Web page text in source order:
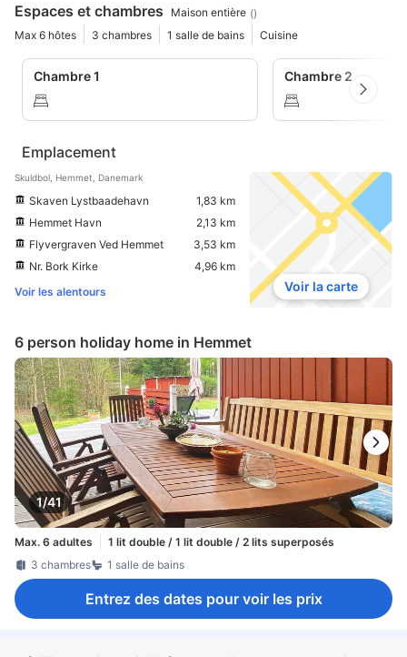
Espaces et chambres Maison entière ()
Max 6 hôtes
3 chambres 1 salle de bains Cuisine
Chambre 1 Chambre 2
Emplacement
Skuldbol, Hemmet, Danemark
Skaven Lystbaadehavn
1,83 km
Hemmet Havn
2,13 km
Flyvergraven Ved Hemmet
3,53 km
Nr. Bork Kirke
4,96 km
Voir les alentours
Voir la carte
6 person holiday home in Hemmet
1/41
Max. 6 adultes
1 lit double / 1 lit double / 2 lits superposés
3 chambres
1 salle de bains
Entrez des dates pour voir les prix